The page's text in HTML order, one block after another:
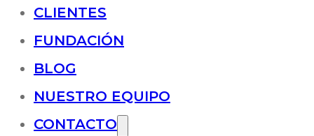
CLIENTES
FUNDACIÓN
BLOG
NUESTRO EQUIPO
CONTACTO